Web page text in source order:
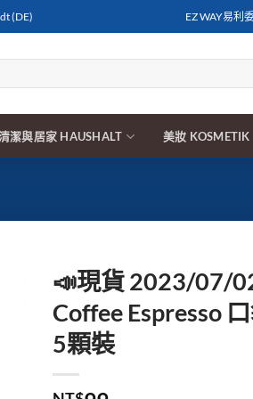
(DE) EZ WAY易利
潔與居家 HAUSHALT 美妝 KOSMETIK
📣現貨 2023/07/
Coffee Espresso
5顆裝